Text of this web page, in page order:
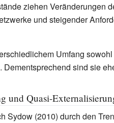
ziehen Veränderungen
und steigender
Umfang
Dementsprechend sind sie
und Quasi-
Sydow (2010) durch den